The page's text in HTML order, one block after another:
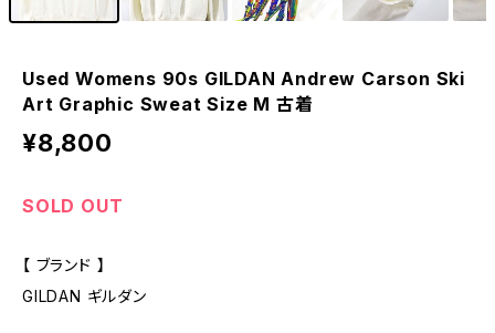
Used Womens 90s GILDAN Andrew Carson Ski
Art Graphic Sweat Size M 古着
¥8,800
SOLD OUT
【 ブランド 】
GILDAN ギルダン